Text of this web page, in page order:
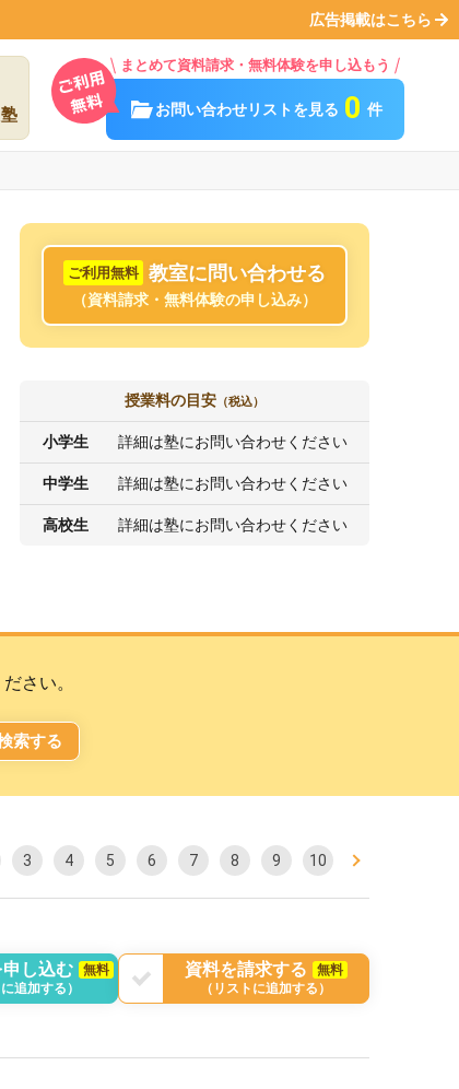
広告掲載はこちら
まとめて資料請求・無料体験を申し込もう
お問い合わせリストを見る 0 件
ご利用無料 教室に問い合わせる
（資料請求・無料体験の申し込み）
授業料の目安 （税込）
小学生 詳細は塾にお問い合わせください
中学生 詳細は塾にお問い合わせください
高校生 詳細は塾にお問い合わせください
さい。
索する
3 4 5 6 7 8 9 10
し込む
無料
追加する）
資料を請求する
無料
（リストに追加する）